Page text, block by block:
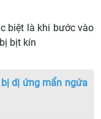
biệt là khi bước vào
bịt kín
dị ứng mẩn ngứa